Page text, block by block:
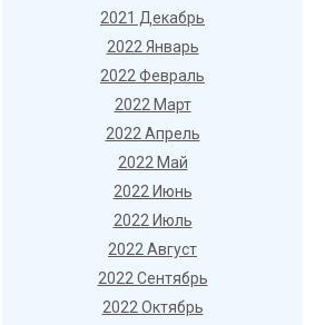
2021 Декабрь
2022 Январь
2022 Февраль
2022 Март
2022 Апрель
2022 Май
2022 Июнь
2022 Июль
2022 Август
2022 Сентябрь
2022 Октябрь